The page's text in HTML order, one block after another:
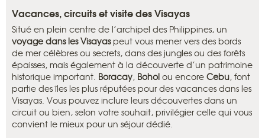
Vacances, circuits et visite des Visayas
Situé en plein centre de l’archipel des Philippines, un
voyage dans les Visayaspeut vous mener vers des bords
de mer célèbres ou secrets, dans des jungles ou des forêts
épaisses, mais également à la découverte d’un patrimoine
historique important. Boracay, Bohol ou encore Cebu, font
partie des îles les plus réputées pour des vacances dans les
Visayas. Vous pouvez inclure leurs découvertes dans un
circuit ou bien, selon votre souhait, privilégier celle qui vous
convient le mieux pour un séjour dédié.